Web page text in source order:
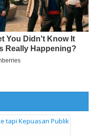
tapi Kepuasan Publik